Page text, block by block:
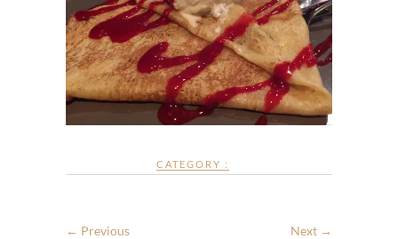
CATEGORY :
← Previous Next →